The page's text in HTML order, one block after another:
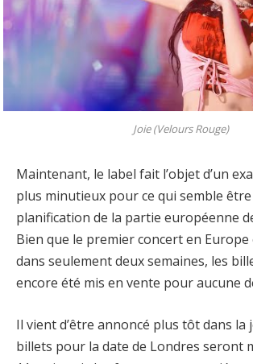
Joie (Velours Rouge)
Maintenant, le label fait l’objet d’un
plus minutieux pour ce qui semble
planification de la partie européenne
Bien que le premier concert en Europe
dans seulement deux semaines, les
encore été mis en vente pour aucune
Il vient d’être annoncé plus tôt dans la
billets pour la date de Londres seront